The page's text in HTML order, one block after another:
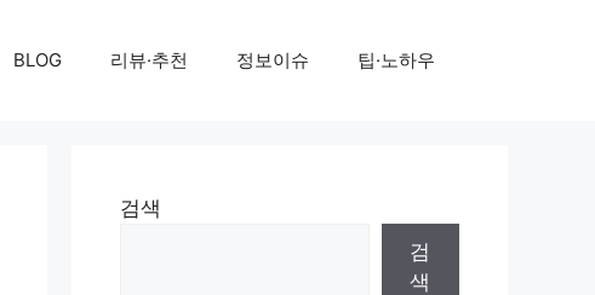
BLOG 리뷰·추천 정보이슈 팁·노하우
검색
검
색